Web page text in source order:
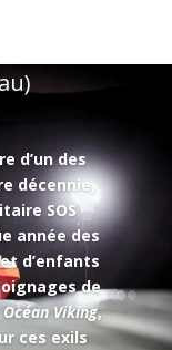
d’un des
décennie,
SOS
année des
d’enfants
de
Océan Viking,
ces exils